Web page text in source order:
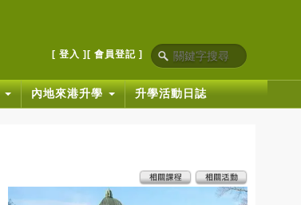
[ 登入 ] [ 會員登記 ]
內地來港升學 升學活動日誌